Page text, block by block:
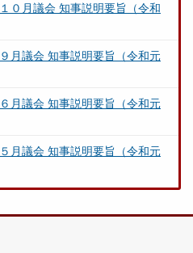
０月議会 知事説明要旨（令和
月議会 知事説明要旨（令和元
月議会 知事説明要旨（令和元
月議会 知事説明要旨（令和元